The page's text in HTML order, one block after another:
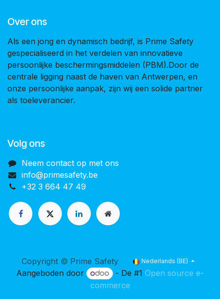
Over ons
Als een jong en dynamisch bedrijf, is Prime Safety
gespecialiseerd in het verdelen van innovatieve
persoonlijke beschermingsmiddelen (PBM).Door de
centrale ligging naast de haven van Antwerpen, en
onze persoonlijke aanpak, zijn wij een solide partner
als toeleverancier.
Volg ons
Neem contact op met ons
info@primesafety.be
+32 3 664 47 49
Copyright © Prime Safety Nederlands (BE)
Aangeboden door - De #1Open source e-
commerce